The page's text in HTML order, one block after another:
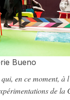
Bueno
en ce moment, à
de la